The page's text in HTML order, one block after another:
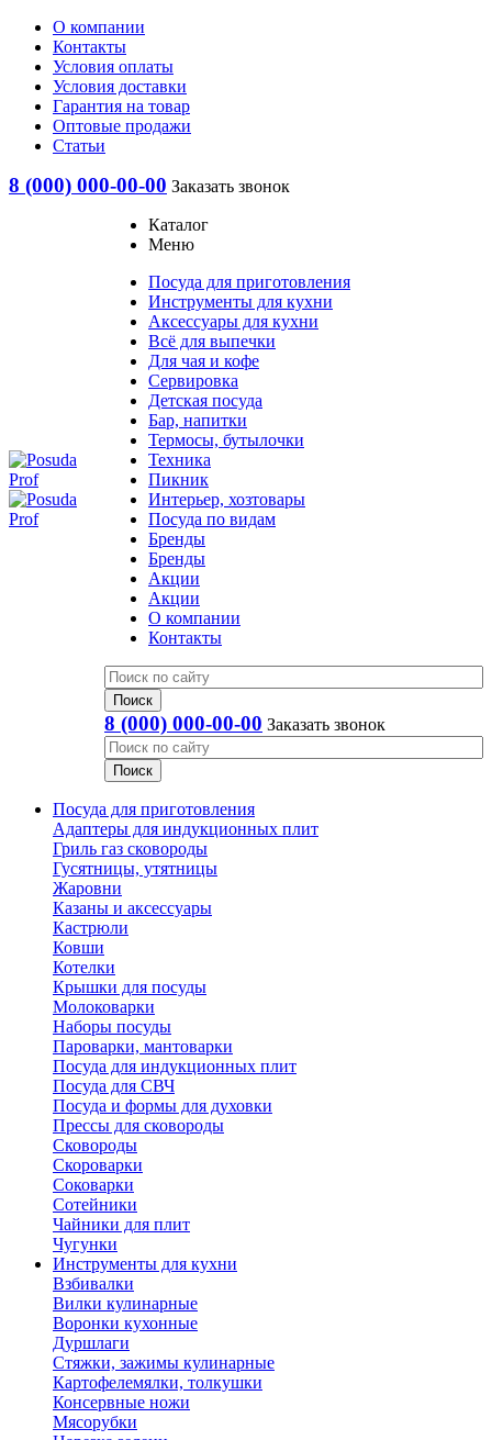
О компании
Контакты
Условия оплаты
Условия доставки
Гарантия на товар
Оптовые продажи
Статьи
8 (000) 000-00-00 Заказать звонок
Каталог
Меню
Посуда для приготовления
Инструменты для кухни
Аксессуары для кухни
Всё для выпечки
Для чая и кофе
Сервировка
Детская посуда
Бар, напитки
Термосы, бутылочки
Техника
Пикник
Интерьер, хозтовары
Посуда по видам
Бренды
Бренды
Акции
Акции
О компании
Контакты
8 (000) 000-00-00 Заказать звонок
Посуда для приготовления
Адаптеры для индукционных плит
Гриль газ сковороды
Гусятницы, утятницы
Жаровни
Казаны и аксессуары
Кастрюли
Ковши
Котелки
Крышки для посуды
Молоковарки
Наборы посуды
Пароварки, мантоварки
Посуда для индукционных плит
Посуда для СВЧ
Посуда и формы для духовки
Прессы для сковороды
Сковороды
Скороварки
Соковарки
Сотейники
Чайники для плит
Чугунки
Инструменты для кухни
Взбивалки
Вилки кулинарные
Воронки кухонные
Дуршлаги
Стяжки, зажимы кулинарные
Картофелемялки, толкушки
Консервные ножи
Мясорубки